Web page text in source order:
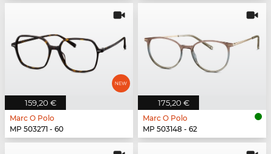
159,20 €
Marc O Polo
MP 503271 - 60
175,20 €
Marc O Polo
MP 503148 - 62